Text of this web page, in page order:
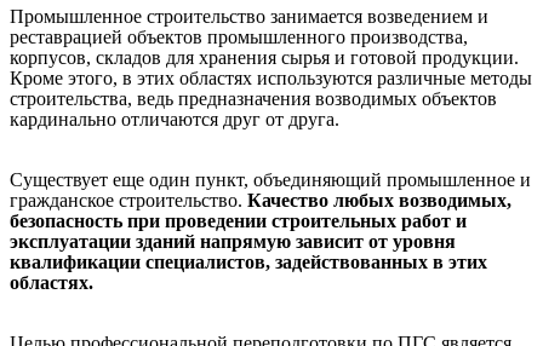
Промышленное строительство занимается возведением и
реставрацией объектов промышленного производства,
корпусов, складов для хранения сырья и готовой продукции.
Кроме этого, в этих областях используются различные методы
строительства, ведь предназначения возводимых объектов
кардинально отличаются друг от друга.
Существует еще один пункт, объединяющий промышленное и
гражданское строительство. Качество любых возводимых,
безопасность при проведении строительных работ и
эксплуатации зданий напрямую зависит от уровня
квалификации специалистов, задействованных в этих
областях.